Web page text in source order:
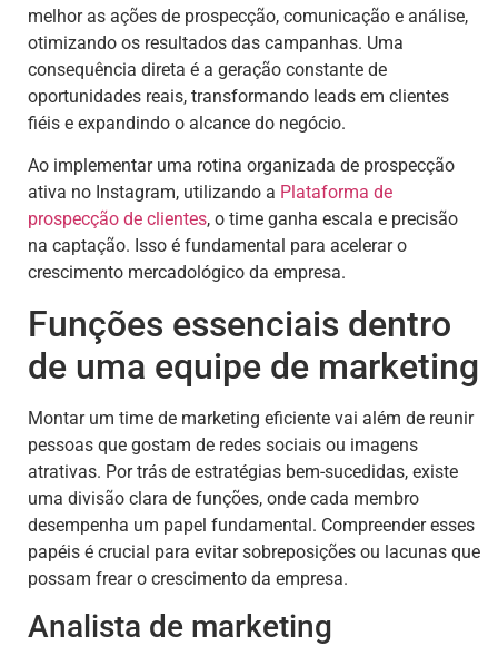
melhor as ações de prospecção, comunicação e análise,
otimizando os resultados das campanhas. Uma
consequência direta é a geração constante de
oportunidades reais, transformando leads em clientes
fiéis e expandindo o alcance do negócio.
Ao implementar uma rotina organizada de prospecção
ativa no Instagram, utilizando a Plataforma de
prospecção de clientes, o time ganha escala e precisão
na captação. Isso é fundamental para acelerar o
crescimento mercadológico da empresa.
Funções essenciais dentro
de uma equipe de marketing
Montar um time de marketing eficiente vai além de reunir
pessoas que gostam de redes sociais ou imagens
atrativas. Por trás de estratégias bem-sucedidas, existe
uma divisão clara de funções, onde cada membro
desempenha um papel fundamental. Compreender esses
papéis é crucial para evitar sobreposições ou lacunas que
possam frear o crescimento da empresa.
Analista de marketing